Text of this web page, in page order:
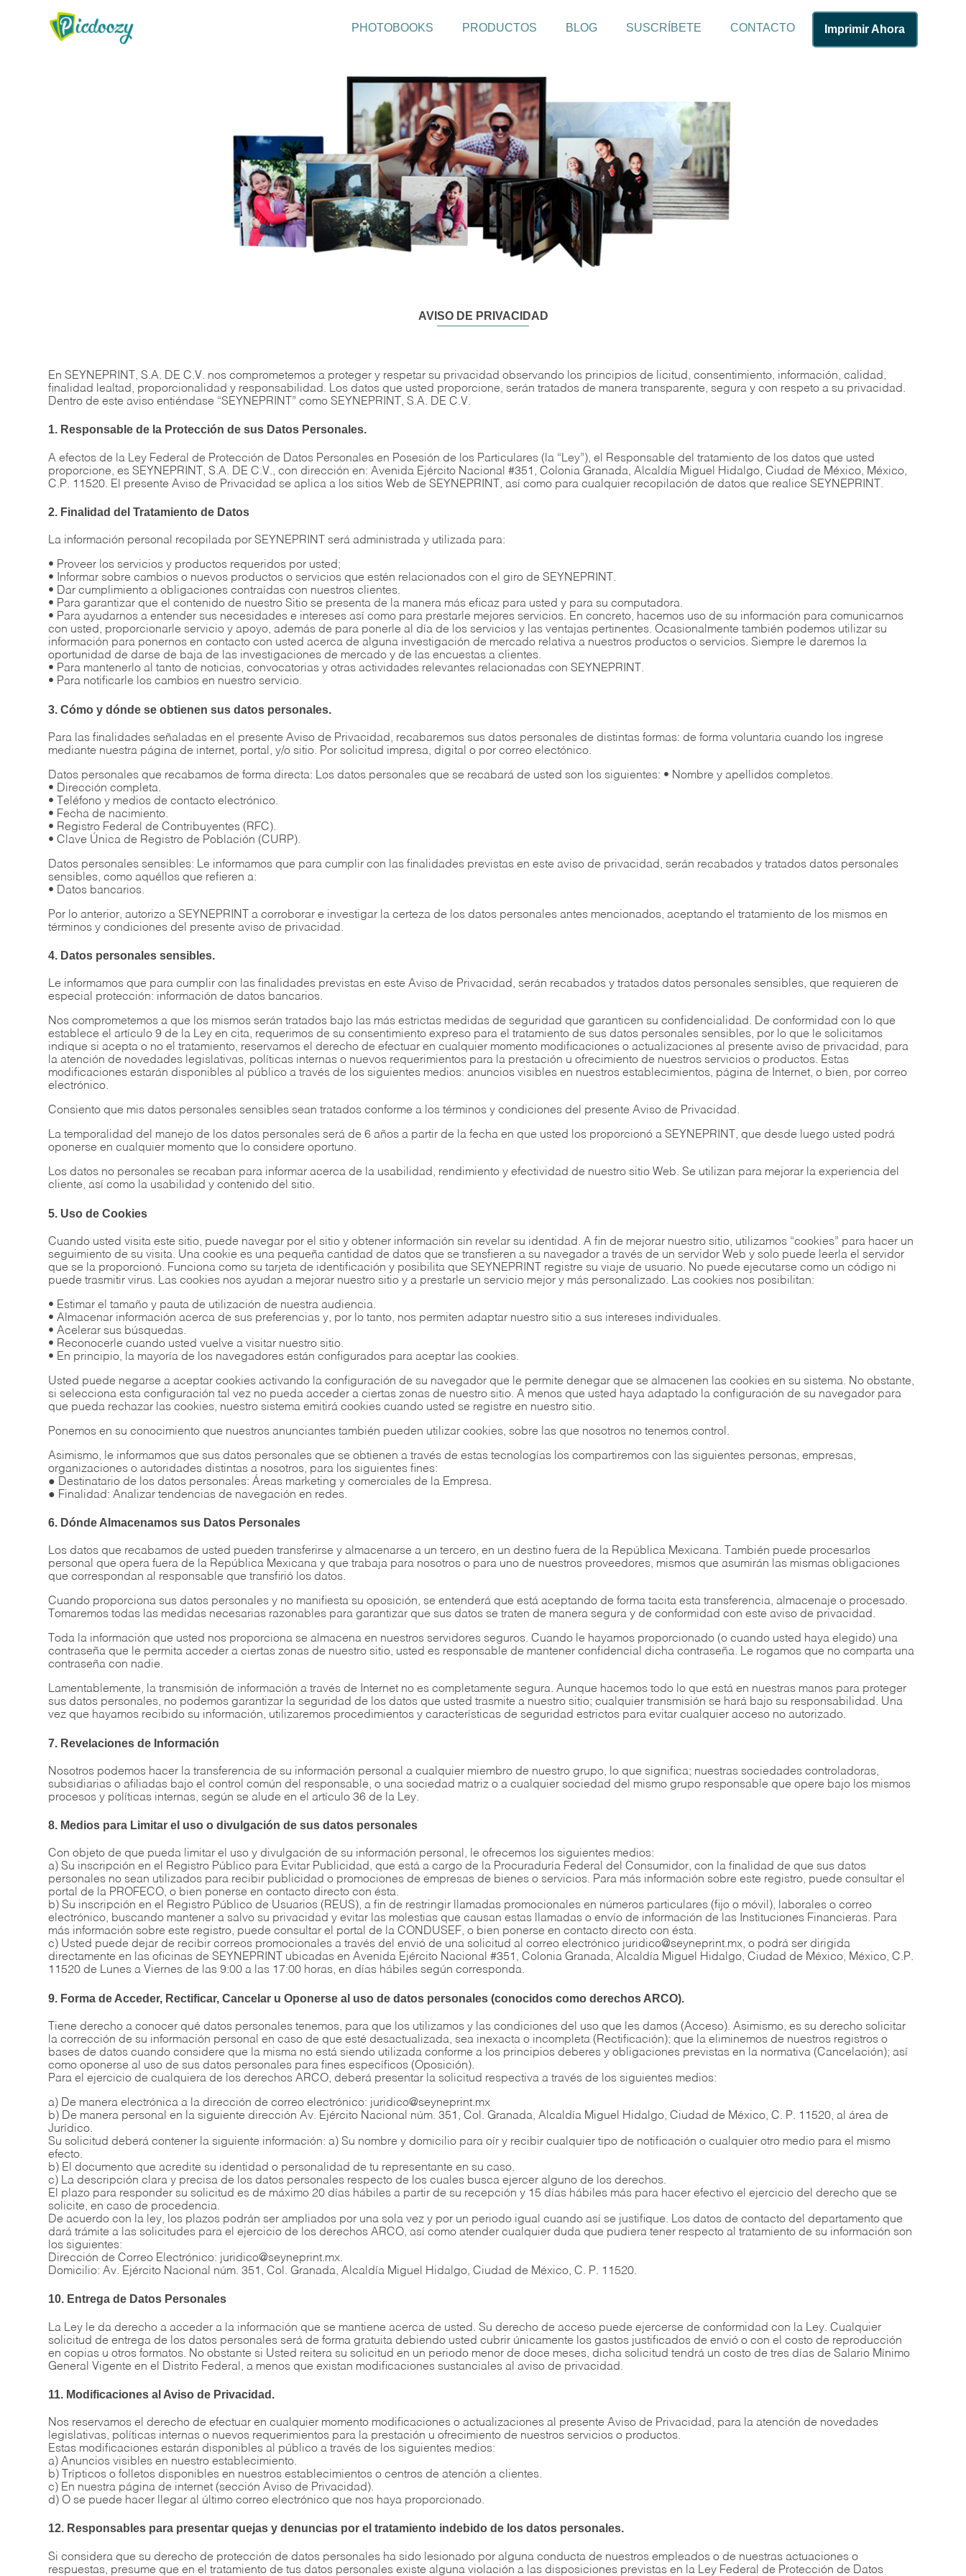
PHOTOBOOKS PRODUCTOS BLOG SUSCRÍBETE CONTACTO Imprimir Ahora
AVISO DE PRIVACIDAD
En SEYNEPRINT, S.A. DE C.V. nos comprometemos a proteger y respetar su privacidad observando los principios de licitud, consentimiento, información, calidad,
finalidad lealtad, proporcionalidad y responsabilidad. Los datos que usted proporcione, serán tratados de manera transparente, segura y con respeto a su privacidad.
Dentro de este aviso entiéndase “SEYNEPRINT” como SEYNEPRINT, S.A. DE C.V.
1. Responsable de la Protección de sus Datos Personales.
A efectos de la Ley Federal de Protección de Datos Personales en Posesión de los Particulares (la “Ley”), el Responsable del tratamiento de los datos que usted
proporcione, es SEYNEPRINT, S.A. DE C.V., con dirección en: Avenida Ejército Nacional #351, Colonia Granada, Alcaldía Miguel Hidalgo, Ciudad de México, México,
C.P. 11520. El presente Aviso de Privacidad se aplica a los sitios Web de SEYNEPRINT, así como para cualquier recopilación de datos que realice SEYNEPRINT.
2. Finalidad del Tratamiento de Datos
La información personal recopilada por SEYNEPRINT será administrada y utilizada para:
• Proveer los servicios y productos requeridos por usted;
• Informar sobre cambios o nuevos productos o servicios que estén relacionados con el giro de SEYNEPRINT.
• Dar cumplimiento a obligaciones contraídas con nuestros clientes.
• Para garantizar que el contenido de nuestro Sitio se presenta de la manera más eficaz para usted y para su computadora.
• Para ayudarnos a entender sus necesidades e intereses así como para prestarle mejores servicios. En concreto, hacemos uso de su información para comunicarnos
con usted, proporcionarle servicio y apoyo, además de para ponerle al día de los servicios y las ventajas pertinentes. Ocasionalmente también podemos utilizar su
información para ponernos en contacto con usted acerca de alguna investigación de mercado relativa a nuestros productos o servicios. Siempre le daremos la
oportunidad de darse de baja de las investigaciones de mercado y de las encuestas a clientes.
• Para mantenerlo al tanto de noticias, convocatorias y otras actividades relevantes relacionadas con SEYNEPRINT.
• Para notificarle los cambios en nuestro servicio.
3. Cómo y dónde se obtienen sus datos personales.
Para las finalidades señaladas en el presente Aviso de Privacidad, recabaremos sus datos personales de distintas formas: de forma voluntaria cuando los ingrese
mediante nuestra página de internet, portal, y/o sitio. Por solicitud impresa, digital o por correo electónico.
Datos personales que recabamos de forma directa: Los datos personales que se recabará de usted son los siguientes: • Nombre y apellidos completos.
• Dirección completa.
• Teléfono y medios de contacto electrónico.
• Fecha de nacimiento.
• Registro Federal de Contribuyentes (RFC).
• Clave Única de Registro de Población (CURP).
Datos personales sensibles: Le informamos que para cumplir con las finalidades previstas en este aviso de privacidad, serán recabados y tratados datos personales
sensibles, como aquéllos que refieren a:
• Datos bancarios.
Por lo anterior, autorizo a SEYNEPRINT a corroborar e investigar la certeza de los datos personales antes mencionados, aceptando el tratamiento de los mismos en
términos y condiciones del presente aviso de privacidad.
4. Datos personales sensibles.
Le informamos que para cumplir con las finalidades previstas en este Aviso de Privacidad, serán recabados y tratados datos personales sensibles, que requieren de
especial protección: información de datos bancarios.
Nos comprometemos a que los mismos serán tratados bajo las más estrictas medidas de seguridad que garanticen su confidencialidad. De conformidad con lo que
establece el artículo 9 de la Ley en cita, requerimos de su consentimiento expreso para el tratamiento de sus datos personales sensibles, por lo que le solicitamos
indique si acepta o no el tratamiento, reservamos el derecho de efectuar en cualquier momento modificaciones o actualizaciones al presente aviso de privacidad, para
la atención de novedades legislativas, políticas internas o nuevos requerimientos para la prestación u ofrecimiento de nuestros servicios o productos. Estas
modificaciones estarán disponibles al público a través de los siguientes medios: anuncios visibles en nuestros establecimientos, página de Internet, o bien, por correo
electrónico.
Consiento que mis datos personales sensibles sean tratados conforme a los términos y condiciones del presente Aviso de Privacidad.
La temporalidad del manejo de los datos personales será de 6 años a partir de la fecha en que usted los proporcionó a SEYNEPRINT, que desde luego usted podrá
oponerse en cualquier momento que lo considere oportuno.
Los datos no personales se recaban para informar acerca de la usabilidad, rendimiento y efectividad de nuestro sitio Web. Se utilizan para mejorar la experiencia del
cliente, así como la usabilidad y contenido del sitio.
5. Uso de Cookies
Cuando usted visita este sitio, puede navegar por el sitio y obtener información sin revelar su identidad. A fin de mejorar nuestro sitio, utilizamos “cookies” para hacer un
seguimiento de su visita. Una cookie es una pequeña cantidad de datos que se transfieren a su navegador a través de un servidor Web y solo puede leerla el servidor
que se la proporcionó. Funciona como su tarjeta de identificación y posibilita que SEYNEPRINT registre su viaje de usuario. No puede ejecutarse como un código ni
puede trasmitir virus. Las cookies nos ayudan a mejorar nuestro sitio y a prestarle un servicio mejor y más personalizado. Las cookies nos posibilitan:
• Estimar el tamaño y pauta de utilización de nuestra audiencia.
• Almacenar información acerca de sus preferencias y, por lo tanto, nos permiten adaptar nuestro sitio a sus intereses individuales.
• Acelerar sus búsquedas.
• Reconocerle cuando usted vuelve a visitar nuestro sitio.
• En principio, la mayoría de los navegadores están configurados para aceptar las cookies.
Usted puede negarse a aceptar cookies activando la configuración de su navegador que le permite denegar que se almacenen las cookies en su sistema. No obstante,
si selecciona esta configuración tal vez no pueda acceder a ciertas zonas de nuestro sitio. A menos que usted haya adaptado la configuración de su navegador para
que pueda rechazar las cookies, nuestro sistema emitirá cookies cuando usted se registre en nuestro sitio.
Ponemos en su conocimiento que nuestros anunciantes también pueden utilizar cookies, sobre las que nosotros no tenemos control.
Asimismo, le informamos que sus datos personales que se obtienen a través de estas tecnologías los compartiremos con las siguientes personas, empresas,
organizaciones o autoridades distintas a nosotros, para los siguientes fines:
● Destinatario de los datos personales: Áreas marketing y comerciales de la Empresa.
● Finalidad: Analizar tendencias de navegación en redes.
6. Dónde Almacenamos sus Datos Personales
Los datos que recabamos de usted pueden transferirse y almacenarse a un tercero, en un destino fuera de la República Mexicana. También puede procesarlos
personal que opera fuera de la República Mexicana y que trabaja para nosotros o para uno de nuestros proveedores, mismos que asumirán las mismas obligaciones
que correspondan al responsable que transfirió los datos.
Cuando proporciona sus datos personales y no manifiesta su oposición, se entenderá que está aceptando de forma tacita esta transferencia, almacenaje o procesado.
Tomaremos todas las medidas necesarias razonables para garantizar que sus datos se traten de manera segura y de conformidad con este aviso de privacidad.
Toda la información que usted nos proporciona se almacena en nuestros servidores seguros. Cuando le hayamos proporcionado (o cuando usted haya elegido) una
contraseña que le permita acceder a ciertas zonas de nuestro sitio, usted es responsable de mantener confidencial dicha contraseña. Le rogamos que no comparta una
contraseña con nadie.
Lamentablemente, la transmisión de información a través de Internet no es completamente segura. Aunque hacemos todo lo que está en nuestras manos para proteger
sus datos personales, no podemos garantizar la seguridad de los datos que usted trasmite a nuestro sitio; cualquier transmisión se hará bajo su responsabilidad. Una
vez que hayamos recibido su información, utilizaremos procedimientos y características de seguridad estrictos para evitar cualquier acceso no autorizado.
7. Revelaciones de Información
Nosotros podemos hacer la transferencia de su información personal a cualquier miembro de nuestro grupo, lo que significa; nuestras sociedades controladoras,
subsidiarias o afiliadas bajo el control común del responsable, o una sociedad matriz o a cualquier sociedad del mismo grupo responsable que opere bajo los mismos
procesos y políticas internas, según se alude en el artículo 36 de la Ley.
8. Medios para Limitar el uso o divulgación de sus datos personales
Con objeto de que pueda limitar el uso y divulgación de su información personal, le ofrecemos los siguientes medios:
a) Su inscripción en el Registro Público para Evitar Publicidad, que está a cargo de la Procuraduría Federal del Consumidor, con la finalidad de que sus datos
personales no sean utilizados para recibir publicidad o promociones de empresas de bienes o servicios. Para más información sobre este registro, puede consultar el
portal de la PROFECO, o bien ponerse en contacto directo con ésta.
b) Su inscripción en el Registro Público de Usuarios (REUS), a fin de restringir llamadas promocionales en números particulares (fijo o móvil), laborales o correo
electrónico, buscando mantener a salvo su privacidad y evitar las molestias que causan estas llamadas o envío de información de las Instituciones Financieras. Para
más información sobre este registro, puede consultar el portal de la CONDUSEF, o bien ponerse en contacto directo con ésta.
c) Usted puede dejar de recibir correos promocionales a través del envió de una solicitud al correo electrónico juridico@seyneprint.mx, o podrá ser dirigida
directamente en las oficinas de SEYNEPRINT ubicadas en Avenida Ejército Nacional #351, Colonia Granada, Alcaldía Miguel Hidalgo, Ciudad de México, México, C.P.
11520 de Lunes a Viernes de las 9:00 a las 17:00 horas, en días hábiles según corresponda.
9. Forma de Acceder, Rectificar, Cancelar u Oponerse al uso de datos personales (conocidos como derechos ARCO).
Tiene derecho a conocer qué datos personales tenemos, para que los utilizamos y las condiciones del uso que les damos (Acceso). Asimismo, es su derecho solicitar
la corrección de su información personal en caso de que esté desactualizada, sea inexacta o incompleta (Rectificación); que la eliminemos de nuestros registros o
bases de datos cuando considere que la misma no está siendo utilizada conforme a los principios deberes y obligaciones previstas en la normativa (Cancelación); así
como oponerse al uso de sus datos personales para fines específicos (Oposición).
Para el ejercicio de cualquiera de los derechos ARCO, deberá presentar la solicitud respectiva a través de los siguientes medios:
a) De manera electrónica a la dirección de correo electrónico: juridico@seyneprint.mx
b) De manera personal en la siguiente dirección Av. Ejército Nacional núm. 351, Col. Granada, Alcaldía Miguel Hidalgo, Ciudad de México, C. P. 11520, al área de
Jurídico.
Su solicitud deberá contener la siguiente información: a) Su nombre y domicilio para oír y recibir cualquier tipo de notificación o cualquier otro medio para el mismo
efecto.
b) El documento que acredite su identidad o personalidad de tu representante en su caso.
c) La descripción clara y precisa de los datos personales respecto de los cuales busca ejercer alguno de los derechos.
El plazo para responder su solicitud es de máximo 20 días hábiles a partir de su recepción y 15 días hábiles más para hacer efectivo el ejercicio del derecho que se
solicite, en caso de procedencia.
De acuerdo con la ley, los plazos podrán ser ampliados por una sola vez y por un periodo igual cuando así se justifique. Los datos de contacto del departamento que
dará trámite a las solicitudes para el ejercicio de los derechos ARCO, así como atender cualquier duda que pudiera tener respecto al tratamiento de su información son
los siguientes:
Dirección de Correo Electrónico: juridico@seyneprint.mx.
Domicilio: Av. Ejército Nacional núm. 351, Col. Granada, Alcaldía Miguel Hidalgo, Ciudad de México, C. P. 11520.
10. Entrega de Datos Personales
La Ley le da derecho a acceder a la información que se mantiene acerca de usted. Su derecho de acceso puede ejercerse de conformidad con la Ley. Cualquier
solicitud de entrega de los datos personales será de forma gratuita debiendo usted cubrir únicamente los gastos justificados de envió o con el costo de reproducción
en copias u otros formatos. No obstante si Usted reitera su solicitud en un periodo menor de doce meses, dicha solicitud tendrá un costo de tres días de Salario Mínimo
General Vigente en el Distrito Federal, a menos que existan modificaciones sustanciales al aviso de privacidad.
11. Modificaciones al Aviso de Privacidad.
Nos reservamos el derecho de efectuar en cualquier momento modificaciones o actualizaciones al presente Aviso de Privacidad, para la atención de novedades
legislativas, políticas internas o nuevos requerimientos para la prestación u ofrecimiento de nuestros servicios o productos.
Estas modificaciones estarán disponibles al público a través de los siguientes medios:
a) Anuncios visibles en nuestro establecimiento.
b) Trípticos o folletos disponibles en nuestros establecimientos o centros de atención a clientes.
c) En nuestra página de internet (sección Aviso de Privacidad).
d) O se puede hacer llegar al último correo electrónico que nos haya proporcionado.
12. Responsables para presentar quejas y denuncias por el tratamiento indebido de los datos personales.
Si considera que su derecho de protección de datos personales ha sido lesionado por alguna conducta de nuestros empleados o de nuestras actuaciones o
respuestas, presume que en el tratamiento de tus datos personales existe alguna violación a las disposiciones previstas en la Ley Federal de Protección de Datos